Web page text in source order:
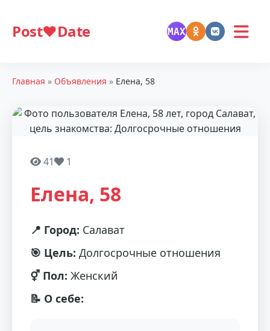
Post❤️Date MAX
Главная » Объявления » Елена, 58
41 1
Елена, 58
📍 Город: Салават
🎯 Цель: Долгосрочные отношения
⚥ Пол: Женский
📝 О себе: